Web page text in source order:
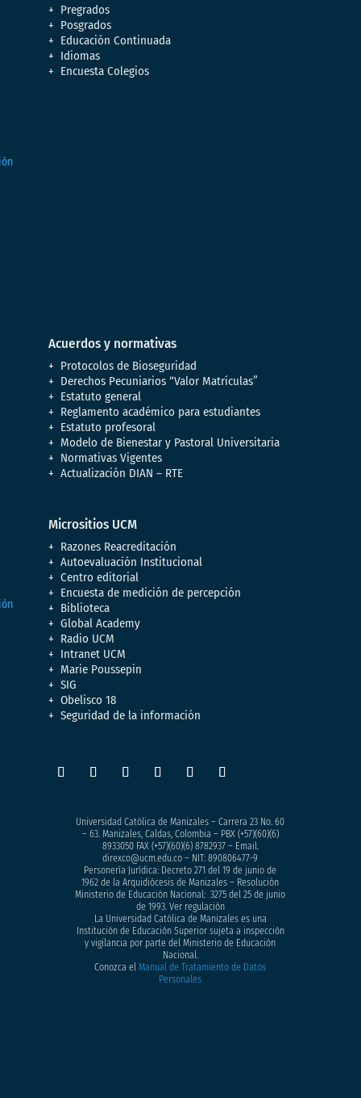
Pregrados
Posgrados
Educación Continuada
Idiomas
Encuesta Colegios
Acuerdos y normativas
Protocolos de Bioseguridad
Derechos Pecuniarios “Valor Matrículas”
Estatuto general
Reglamento académico para estudiantes
Estatuto profesoral
Modelo de Bienestar y Pastoral Universitaria
Normativas Vigentes
Actualización DIAN – RTE
Micrositios UCM
Razones Reacreditación
Autoevaluación Institucional
Centro editorial
Encuesta de medición de percepción
Biblioteca
Global Academy
Radio UCM
Intranet UCM
Marie Poussepin
SIG
Obelisco 18
Seguridad de la información
Universidad Católica de Manizales – Carrera 23 No. 60
– 63. Manizales, Caldas, Colombia – PBX (+57)(60)(6)
8933050FAX (+57)(60)(6) 8782937 – Email.
direxco@ucm.edu.co – NIT: 890806477-9
Personería Jurídica: Decreto 271 del 19 de junio de
1962 de la Arquidiócesis de Manizales – Resolución
Ministerio de Educación Nacional: 3275 del 25 de junio
de 1993. Ver regulación
La Universidad Católica de Manizales es una
Institución de Educación Superior sujeta a inspección
y vigilancia por parte del Ministerio de Educación
Nacional.
Conozca elManual de Tratamiento de Datos
Personales